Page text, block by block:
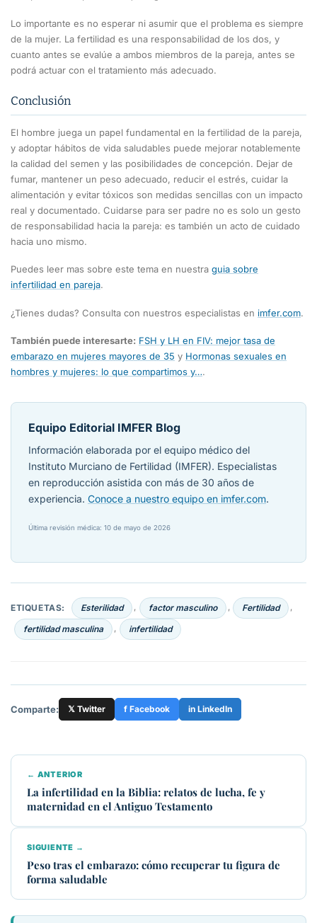
Lo importante es no esperar ni asumir que el problema es siempre
de la mujer. La fertilidad es una responsabilidad de los dos, y
cuanto antes se evalúe a ambos miembros de la pareja, antes se
podrá actuar con el tratamiento más adecuado.
Conclusión
El hombre juega un papel fundamental en la fertilidad de la pareja,
y adoptar hábitos de vida saludables puede mejorar notablemente
la calidad del semen y las posibilidades de concepción. Dejar de
fumar, mantener un peso adecuado, reducir el estrés, cuidar la
alimentación y evitar tóxicos son medidas sencillas con un impacto
real y documentado. Cuidarse para ser padre no es solo un gesto
de responsabilidad hacia la pareja: es también un acto de cuidado
hacia uno mismo.
Puedes leer mas sobre este tema en nuestra guia sobre
infertilidad en pareja.
¿Tienes dudas? Consulta con nuestros especialistas en imfer.com.
También puede interesarte: FSH y LH en FIV: mejor tasa de
embarazo en mujeres mayores de 35 y Hormonas sexuales en
hombres y mujeres: lo que compartimos y….
Equipo Editorial IMFER Blog
Información elaborada por el equipo médico del
Instituto Murciano de Fertilidad (IMFER). Especialistas
en reproducción asistida con más de 30 años de
experiencia. Conoce a nuestro equipo en imfer.com.
Última revisión médica: 10 de mayo de 2026
ETIQUETAS: Esterilidad , factor masculino , Fertilidad ,
fertilidad masculina , infertilidad
Comparte: 𝕏 Twitter f Facebook in LinkedIn
← ANTERIOR
La infertilidad en la Biblia: relatos de lucha, fe y
maternidad en el Antiguo Testamento
SIGUIENTE →
Peso tras el embarazo: cómo recuperar tu figura de
forma saludable